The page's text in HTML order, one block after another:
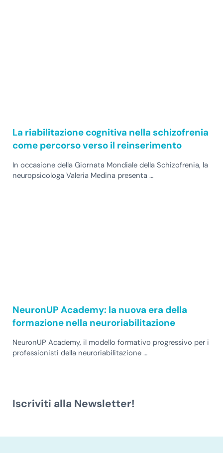
La riabilitazione cognitiva nella schizofrenia
come percorso verso il reinserimento
In occasione della Giornata Mondiale della Schizofrenia, la
neuropsicologa Valeria Medina presenta …
NeuronUP Academy: la nuova era della
formazione nella neuroriabilitazione
NeuronUP Academy, il modello formativo progressivo per i
professionisti della neuroriabilitazione …
Iscriviti alla Newsletter!